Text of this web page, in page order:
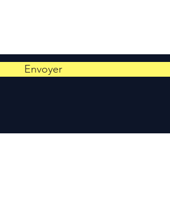
Envoyer